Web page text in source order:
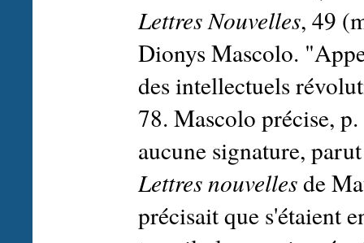
Lettres Nouvelles, 49
Dionys Mascolo.
des intellectuels
78. Mascolo précise,
aucune signature,
Lettres nouvellesde
précisait que s'étaient